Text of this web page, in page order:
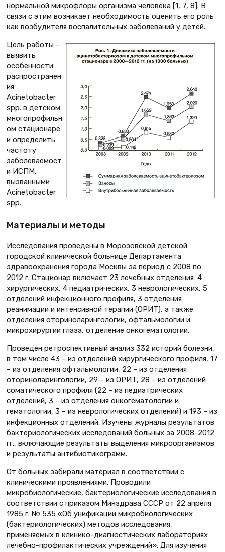
нормальной микрофлоры организма человека [1, 7, 8]. В
связи с этим возникает необходимость оценить его роль
как возбудителя воспалительных заболеваний у детей.
Цель работы –
выявить
особенности
распространен
ия
Acinetobacter
spp. в детском
многопрофильн
ом стационаре
и определить
частоту
заболеваемост
и ИСПМ,
вызванными
Acinetobacter
spp.
Материалы и методы
Исследования проведены в Морозовской детской
городской клинической больнице Департамента
здравоохранения города Москвы за период с 2008 по
2012 г. Стационар включает 23 лечебных отделения: 4
хирургических, 4 педиатрических, 3 неврологических, 5
отделений инфекционного профиля, 3 отделения
реанимации и интенсивной терапии (ОРИТ), а также
отделения оториноларингологии, офтальмологии и
микрохирургии глаза, отделение онкогематологии.
Проведен ретроспективный анализ 332 историй болезни,
в том числе 43 – из отделений хирургического профиля, 17
– из отделения офтальмологии, 22 – из отделения
оториноларингологии, 29 – из ОРИТ, 28 – из отделений
соматического профиля (22 – из педиатрических
отделений, 3 – из отделения онкогематологии и
гематологии, 3 – из неврологических отделений) и 193 – из
инфекционных отделений. Изучены журналы результатов
бактериологических исследований больных за 2008–2012
гг., включающие результаты выделения микроорганизмов
и результаты антибиотикограмм.
От больных забирали материал в соответствии с
клиническими проявлениями. Проводили
микробиологические, бактериологические исследования в
соответствии с приказом Минздрава СССР от 22 апреля
1985 г. № 535 «Об унификации микробиологических
(бактериологических) методов исследования,
применяемых в клинико-диагностических лабораториях
лечебно-профилактических учреждений». Для изучения